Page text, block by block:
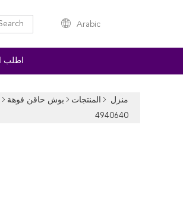
Arabic
اطلب
منزل المنتجات بوش حاقن فوهة
4940640